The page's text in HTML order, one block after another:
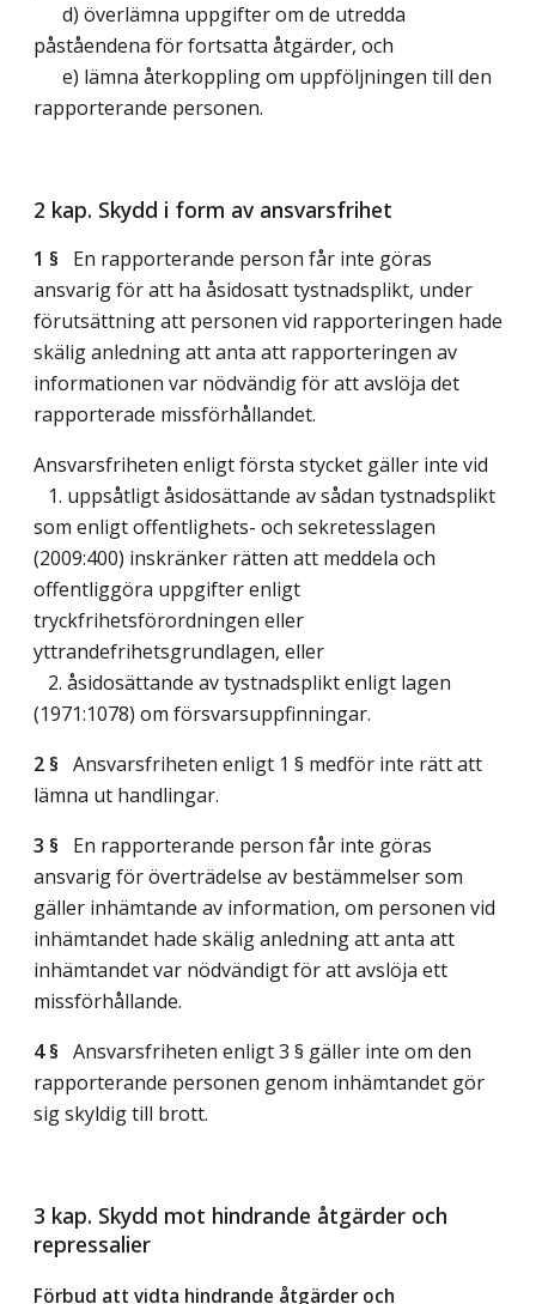
d) överlämna uppgifter om de utredda
påståendena för fortsatta åtgärder, och
e) lämna återkoppling om uppföljningen till den
rapporterande personen.
2 kap. Skydd i form av ansvarsfrihet
1 § En rapporterande person får inte göras
ansvarig för att ha åsidosatt tystnadsplikt, under
förutsättning att personen vid rapporteringen hade
skälig anledning att anta att rapporteringen av
informationen var nödvändig för att avslöja det
rapporterade missförhållandet.
Ansvarsfriheten enligt första stycket gäller inte vid
1. uppsåtligt åsidosättande av sådan tystnadsplikt
som enligt offentlighets- och sekretesslagen
(2009:400) inskränker rätten att meddela och
offentliggöra uppgifter enligt
tryckfrihetsförordningen eller
yttrandefrihetsgrundlagen, eller
2. åsidosättande av tystnadsplikt enligt lagen
(1971:1078) om försvarsuppfinningar.
2 § Ansvarsfriheten enligt 1 § medför inte rätt att
lämna ut handlingar.
3 § En rapporterande person får inte göras
ansvarig för överträdelse av bestämmelser som
gäller inhämtande av information, om personen vid
inhämtandet hade skälig anledning att anta att
inhämtandet var nödvändigt för att avslöja ett
missförhållande.
4 § Ansvarsfriheten enligt 3 § gäller inte om den
rapporterande personen genom inhämtandet gör
sig skyldig till brott.
3 kap. Skydd mot hindrande åtgärder och
repressalier
Förbud att vidta hindrande åtgärder och